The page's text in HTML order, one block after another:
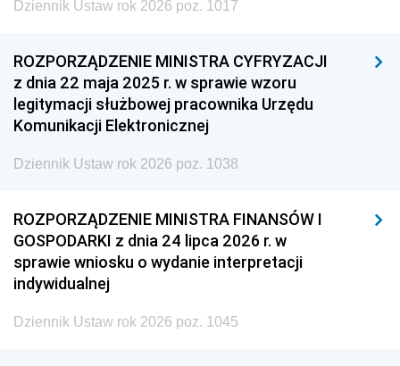
Dziennik Ustaw rok 2026 poz. 1017
ROZPORZĄDZENIE MINISTRA CYFRYZACJI
z dnia 22 maja 2025 r. w sprawie wzoru
legitymacji służbowej pracownika Urzędu
Komunikacji Elektronicznej
Dziennik Ustaw rok 2026 poz. 1038
ROZPORZĄDZENIE MINISTRA FINANSÓW I
GOSPODARKI z dnia 24 lipca 2026 r. w
sprawie wniosku o wydanie interpretacji
indywidualnej
Dziennik Ustaw rok 2026 poz. 1045